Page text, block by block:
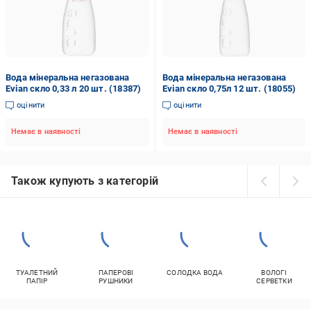
Вода мінеральна негазована
Evian скло 0,33 л 20 шт. (18387)
оцінити
Немає в наявності
Вода мінеральна негазована
Evian скло 0,75л 12 шт. (18055)
оцінити
Немає в наявності
Також купують з категорій
ТУАЛЕТНИЙ
ПАПІР
ПАПЕРОВІ
РУШНИКИ
СОЛОДКА ВОДА
ВОЛОГІ
СЕРВЕТКИ